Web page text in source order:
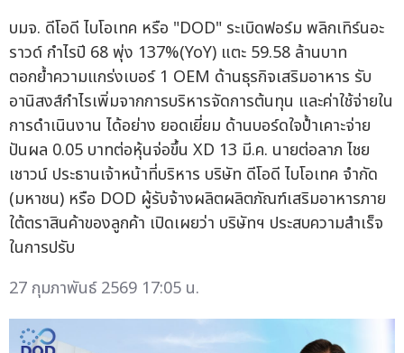
บมจ. ดีโอดี ไบโอเทค หรือ "DOD" ระเบิดฟอร์ม พลิกเทิร์นอะ
ราวด์ กำไรปี 68 พุ่ง 137%(YoY) แตะ 59.58 ล้านบาท
ตอกย้ำความแกร่งเบอร์ 1 OEM ด้านธุรกิจเสริมอาหาร รับ
อานิสงส์กำไรเพิ่มจากการบริหารจัดการต้นทุน และค่าใช้จ่ายใน
การดำเนินงาน ได้อย่าง ยอดเยี่ยม ด้านบอร์ดใจป้ำเคาะจ่าย
ปันผล 0.05 บาทต่อหุ้นจ่อขึ้น XD 13 มี.ค. นายต่อลาภ ไชย
เชาวน์ ประธานเจ้าหน้าที่บริหาร บริษัท ดีโอดี ไบโอเทค จำกัด
(มหาชน) หรือ DOD ผู้รับจ้างผลิตผลิตภัณฑ์เสริมอาหารภาย
ใต้ตราสินค้าของลูกค้า เปิดเผยว่า บริษัทฯ ประสบความสำเร็จ
ในการปรับ
27 กุมภาพันธ์ 2569 17:05 น.